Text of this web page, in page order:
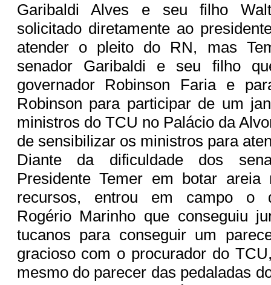
Garibaldi Alves e seu filho
solicitado diretamente ao
atender o pleito do RN, mas
senador Garibaldi e seu filho
governador Robinson Faria e
Robinson para participar de um
ministros do TCU no Palácio da
de sensibilizar os ministros para
Diante da dificuldade dos
Presidente Temer em botar areia
recursos, entrou em campo o
Rogério Marinho que conseguiu
tucanos para conseguir um
gracioso com o procurador do
mesmo do parecer das pedaladas